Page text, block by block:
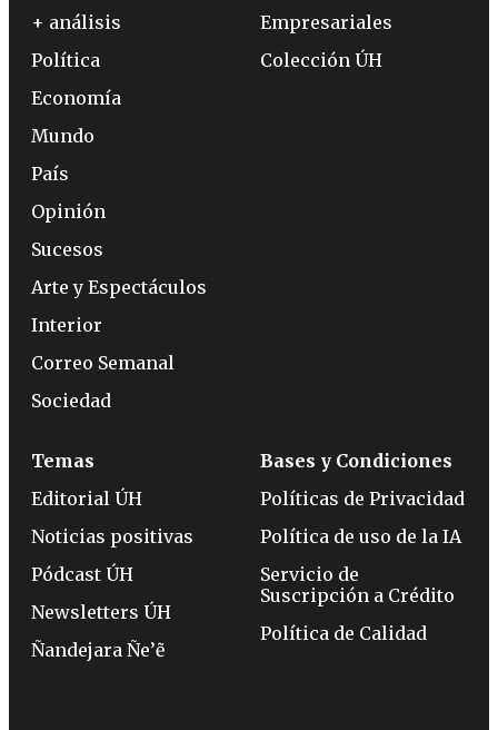
+ análisis
Política
Economía
Mundo
País
Opinión
Sucesos
Arte y Espectáculos
Interior
Correo Semanal
Sociedad
Empresariales
Colección ÚH
Temas
Editorial ÚH
Noticias positivas
Pódcast ÚH
Newsletters ÚH
Ñandejara Ñe’ẽ
Bases y Condiciones
Políticas de Privacidad
Política de uso de la IA
Servicio de
Suscripción a Crédito
Política de Calidad